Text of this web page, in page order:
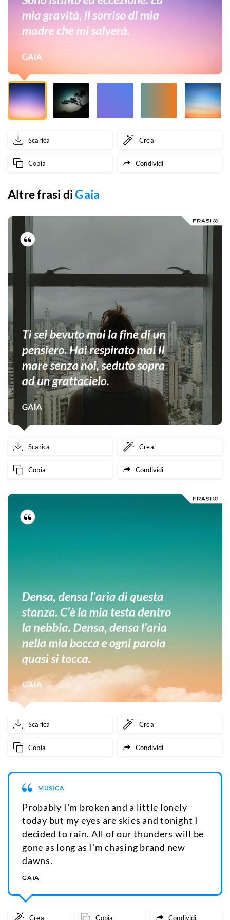
sorriso
di
mia
madre
che
mi
salverà.
Scarica Crea
Copia Condividi
Altre frasi diGaia
Scarica Crea
Copia Condividi
Scarica Crea
Copia Condividi
MUSICA
Probably I'm broken and a little lonely
today but my eyes are skies and tonight I
decided to rain. All of our thunders will be
gone as long as I'm chasing brand new
dawns.
GAIA
Crea Copia Condividi